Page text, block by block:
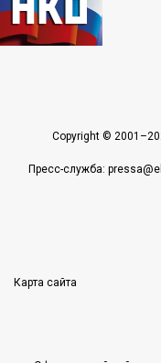
Copyright ©
Пресс-служба:
Карта сайта